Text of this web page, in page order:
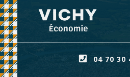
04 70 30